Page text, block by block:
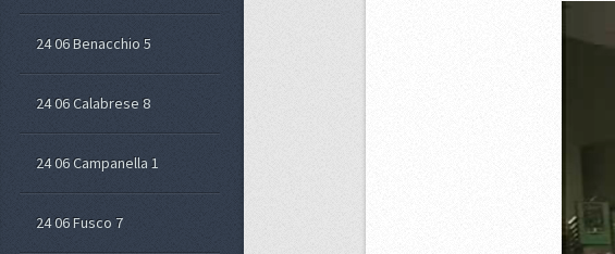
24 06 Benacchio 5
24 06 Calabrese 8
24 06 Campanella 1
24 06 Fusco 7